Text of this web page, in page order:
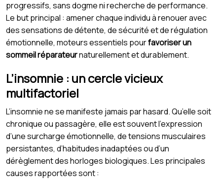
progressifs, sans dogme ni recherche de performance.
Le but principal : amener chaque individu à renouer avec
des sensations de détente, de sécurité et de régulation
émotionnelle, moteurs essentiels pourfavoriser un
sommeil réparateurnaturellement et durablement.
L’insomnie : un cercle vicieux
multifactoriel
L’insomnie ne se manifeste jamais par hasard. Qu’elle soit
chronique ou passagère, elle est souvent l’expression
d’une surcharge émotionnelle, de tensions musculaires
persistantes, d’habitudes inadaptées ou d’un
dérèglement des horloges biologiques. Les principales
causes rapportées sont :